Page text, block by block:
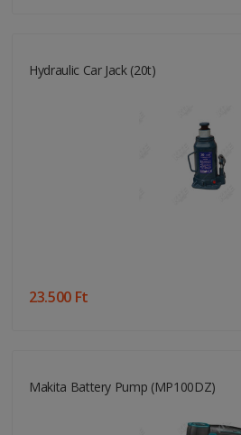
Hydraulic Car Jack (20t)
23.500 Ft
Makita Battery Pump (MP100DZ)